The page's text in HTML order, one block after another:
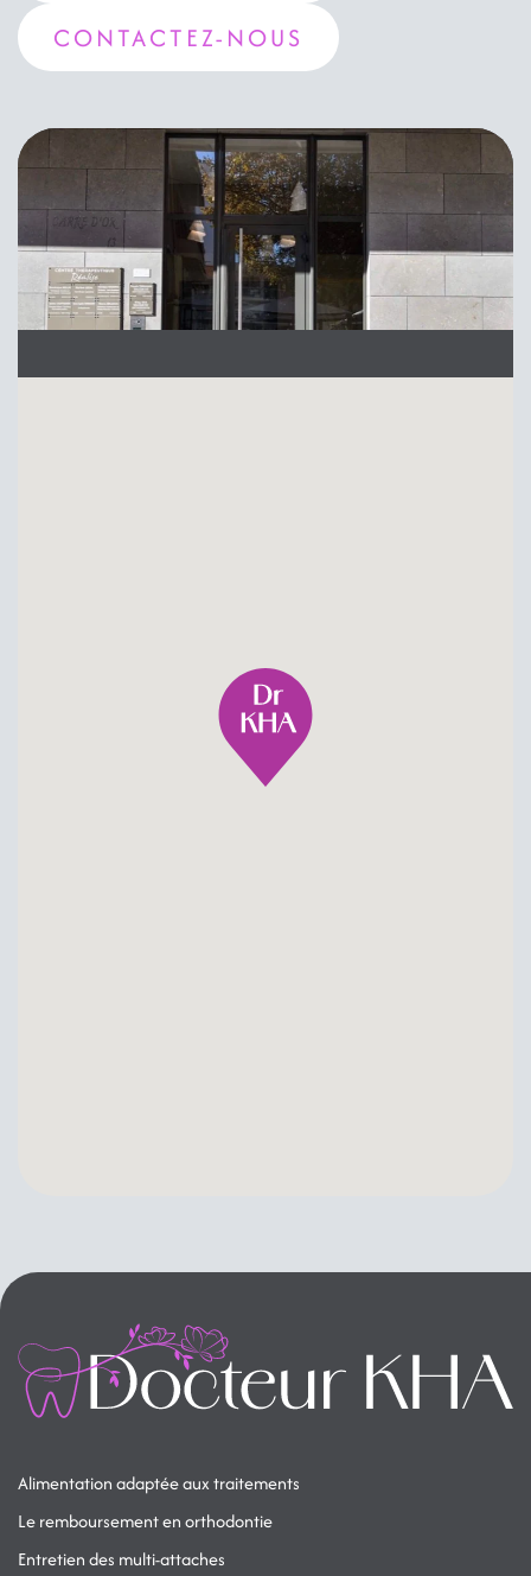
CONTACTEZ-NOUS
Alimentation adaptée aux traitements
Le remboursement en orthodontie
Entretien des multi-attaches